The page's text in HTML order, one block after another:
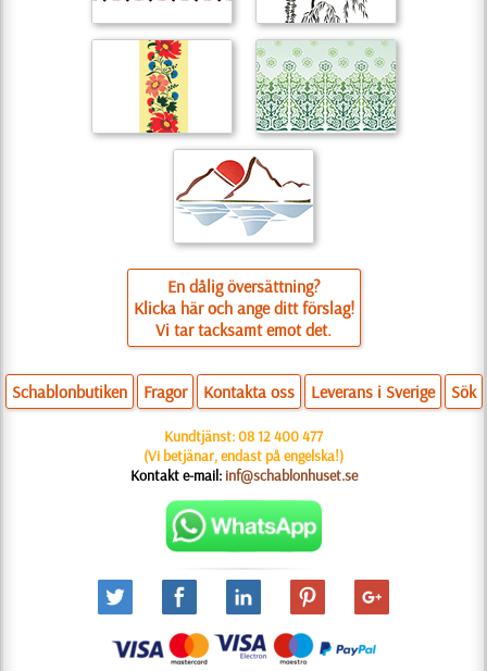
En dålig översättning?
Klicka här och ange ditt förslag!
Vi tar tacksamt emot det.
Schablonbutiken Fragor Kontakta oss Leverans i Sverige Sök
Kundtjänst:08 12 400 477
(Vi betjänar, endast på engelska!)
Kontakt e-mail: inf@schablonhuset.se